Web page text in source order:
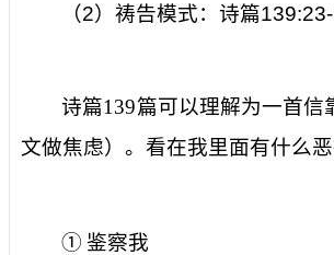
（2）祷告模式：诗篇
诗篇139篇可以理解为一首信
文做焦虑）。看在我里面有什么
① 鉴察我